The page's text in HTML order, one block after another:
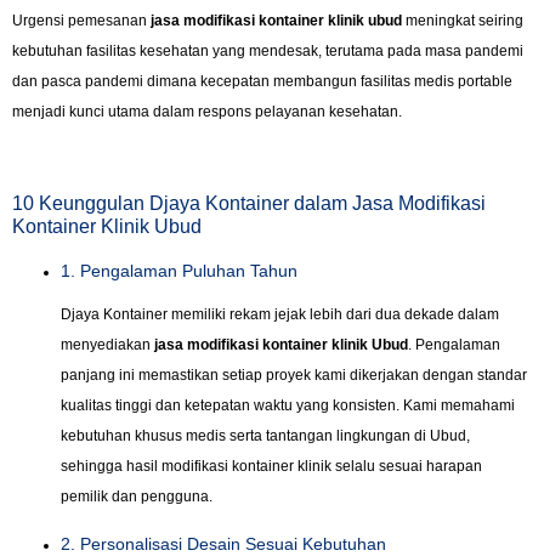
Urgensi pemesanan jasa modifikasi kontainer klinik ubud meningkat seiring
kebutuhan fasilitas kesehatan yang mendesak, terutama pada masa pandemi
dan pasca pandemi dimana kecepatan membangun fasilitas medis portable
menjadi kunci utama dalam respons pelayanan kesehatan.
10 Keunggulan Djaya Kontainer dalam Jasa Modifikasi
Kontainer Klinik Ubud
1. Pengalaman Puluhan Tahun
Djaya Kontainer memiliki rekam jejak lebih dari dua dekade dalam
menyediakan jasa modifikasi kontainer klinik Ubud . Pengalaman
panjang ini memastikan setiap proyek kami dikerjakan dengan standar
kualitas tinggi dan ketepatan waktu yang konsisten. Kami memahami
kebutuhan khusus medis serta tantangan lingkungan di Ubud,
sehingga hasil modifikasi kontainer klinik selalu sesuai harapan
pemilik dan pengguna.
2. Personalisasi Desain Sesuai Kebutuhan